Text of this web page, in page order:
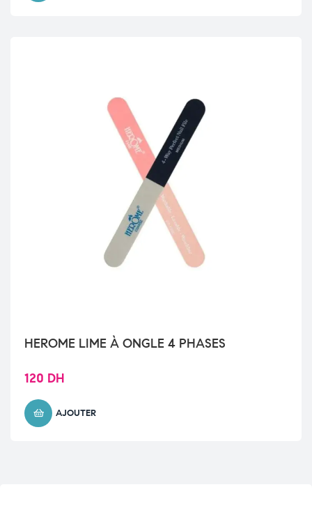
HEROME LIME À ONGLE 4 PHASES
120 DH
AJOUTER